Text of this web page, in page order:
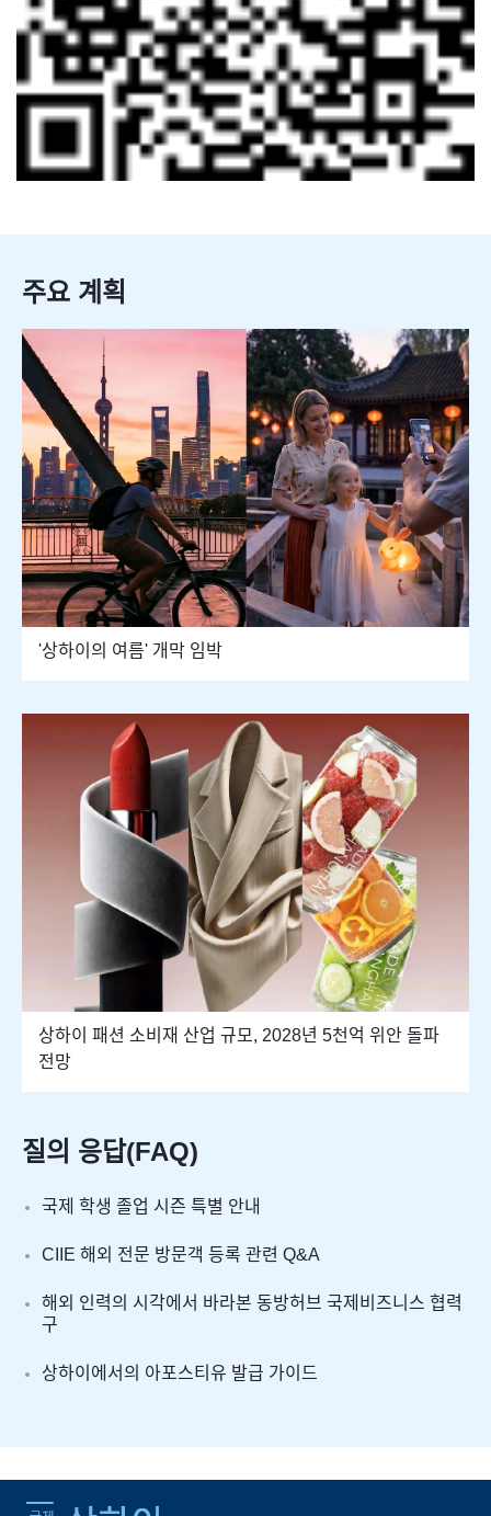
주요 계획
'상하이의 여름' 개막 임박
상하이 패션 소비재 산업 규모, 2028년 5천억 위안 돌파
전망
질의 응답(FAQ)
국제 학생 졸업 시즌 특별 안내
CIIE 해외 전문 방문객 등록 관련 Q&A
해외 인력의 시각에서 바라본 동방허브 국제비즈니스 협력
구
상하이에서의 아포스티유 발급 가이드